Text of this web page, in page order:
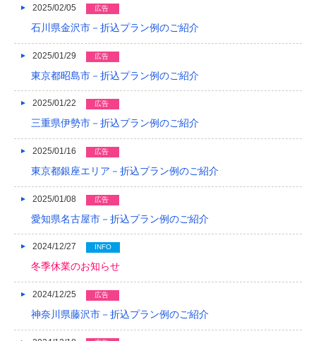
2013/02
2012/11
2012/10
2012/09
2012/08
2025/02/05 広告
石川県金沢市－折込プラン例のご紹介
2025/01/29 広告
東京都昭島市－折込プラン例のご紹介
2025/01/22 広告
三重県伊勢市－折込プラン例のご紹介
2025/01/16 広告
東京都銀座エリア－折込プラン例のご紹介
2025/01/08 広告
愛知県名古屋市－折込プラン例のご紹介
2024/12/27 INFO
冬季休業のお知らせ
2024/12/25 広告
神奈川県藤沢市－折込プラン例のご紹介